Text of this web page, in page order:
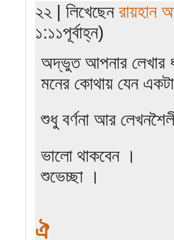
২২ | লিখেছেন রায়হান
১:১১পূর্বাহ্ন)
অদ্ভুত আপনার লেখার
মনের কোথায় যেন
শুধু বর্ণনা আর
ভালো থাকবেন ।
শুভেচ্ছা ।
ঐ